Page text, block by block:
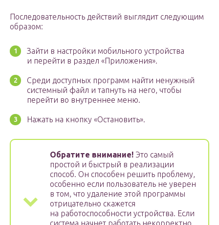
Последовательность действий выглядит следующим
образом:
Зайти в настройки мобильного устройства
и перейти в раздел «Приложения».
Среди доступных программ найти ненужный
системный файл и тапнуть на него, чтобы
перейти во внутреннее меню.
Нажать на кнопку «Остановить».
Обратите внимание! Это самый
простой и быстрый в реализации
способ. Он способен решить проблему,
особенно если пользователь не уверен
в том, что удаление этой программы
отрицательно скажется
на работоспособности устройства. Если
система начнет работать некорректно